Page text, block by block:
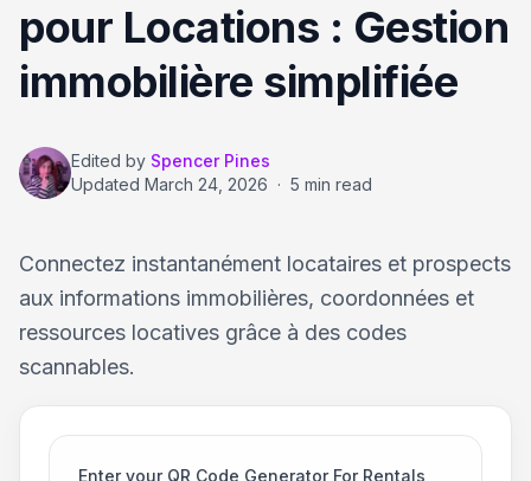
pour Locations : Gestion
immobilière simplifiée
Edited by Spencer Pines
Updated March 24, 2026 · 5 min read
Connectez instantanément locataires et prospects
aux informations immobilières, coordonnées et
ressources locatives grâce à des codes
scannables.
Enter your QR Code Generator For Rentals